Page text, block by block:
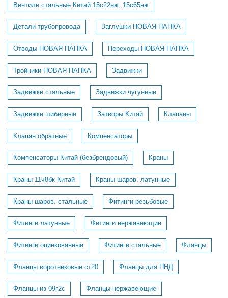
Вентили стальные Китай 15с22нж, 15с65нж
Детали трубопровода Заглушки НОВАЯ ПАПКА
Отводы НОВАЯ ПАПКА Переходы НОВАЯ ПАПКА
Тройники НОВАЯ ПАПКА Задвижки
Задвижки стальные Задвижки чугунные
Задвижки шиберные Затворы Китай Клапаны
Клапан обратные Компенсаторы
Компенсаторы Китай (безбрендовый) Краны
Краны 11ч8бк Китай Краны шаров. латунные
Краны шаров. стальные Фитинги резьбовые
Фитинги латунные Фитинги нержавеющие
Фитинги оцинкованные Фитинги стальные Фланцы
Фланцы воротниковые ст20 Фланцы для ПНД
Фланцы из 09г2с Фланцы нержавеющие